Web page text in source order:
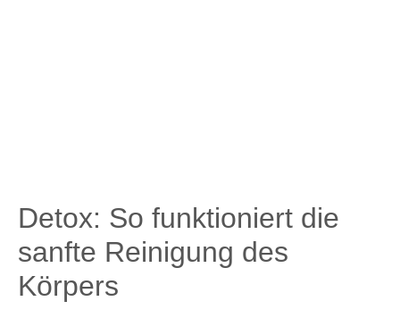
Detox: So funktioniert die
sanfte Reinigung des
Körpers